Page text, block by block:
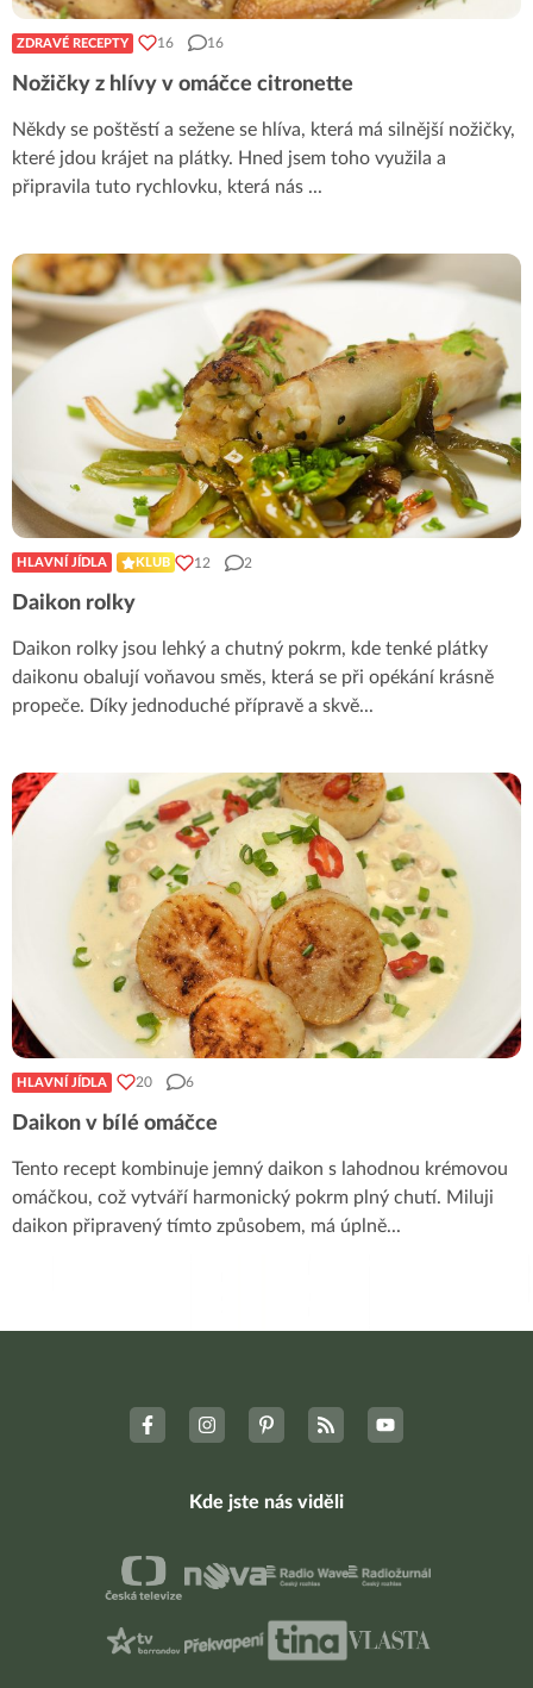
ZDRAVÉ RECEPTY 16 16
Nožičky z hlívy v omáčce citronette
Někdy se poštěstí a sežene se hlíva, která má silnější nožičky,
které jdou krájet na plátky. Hned jsem toho využila a
připravila tuto rychlovku, která nás ...
HLAVNÍ JÍDLA KLUB 12 2
Daikon rolky
Daikon rolky jsou lehký a chutný pokrm, kde tenké plátky
daikonu obalují voňavou směs, která se při opékání krásně
propeče. Díky jednoduché přípravě a skvě...
HLAVNÍ JÍDLA 20 6
Daikon v bílé omáčce
Tento recept kombinuje jemný daikon s lahodnou krémovou
omáčkou, což vytváří harmonický pokrm plný chutí. Miluji
daikon připravený tímto způsobem, má úplně...
Kde jste nás viděli